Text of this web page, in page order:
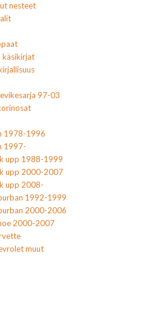
nesteet
käsikirjat
97-03
1978-1996
1997-
upp 1988-1999
upp 2000-2007
upp 2008-
1992-1999
2000-2006
2000-2007
muut